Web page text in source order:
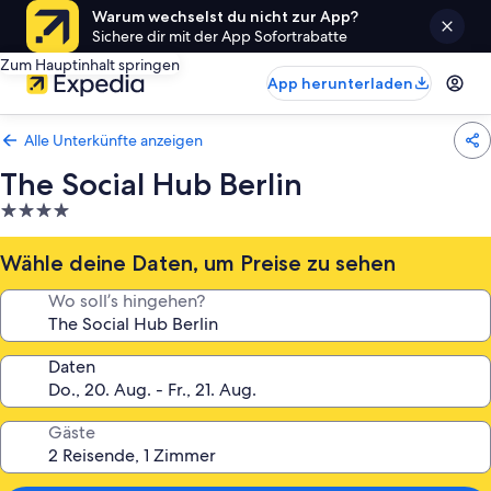
Warum wechselst du nicht zur App?
Sichere dir mit der App Sofortrabatte
Zum Hauptinhalt springen
App herunterladen
Alle Unterkünfte anzeigen
The Social Hub Berlin
4.0-
Sterne-
Unterkunft
Wähle deine Daten, um Preise zu sehen
Wo soll’s hingehen?
Daten
Gäste